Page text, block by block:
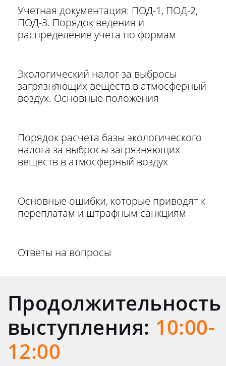
Учетная документация: ПОД-1, ПОД-2,
ПОД-3. Порядок ведения и
распределение учета по формам
Экологический налог за выбросы
загрязняющих веществ в атмосферный
воздух. Основные положения
Порядок расчета базы экологического
налога за выбросы загрязняющих
веществ в атмосферный воздух
Основные ошибки, которые приводят к
переплатам и штрафным санкциям
Ответы на вопросы
Продолжительность
выступления: 10:00-
12:00